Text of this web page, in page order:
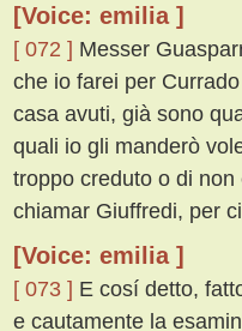
[Voice: emilia ]
[ 072 ] Messer
che io farei per
casa avuti, già sono
quali io gli manderò
troppo creduto o di
chiamar Giuffredi, per
[Voice: emilia ]
[ 073 ] E cosí detto,
e cautamente la